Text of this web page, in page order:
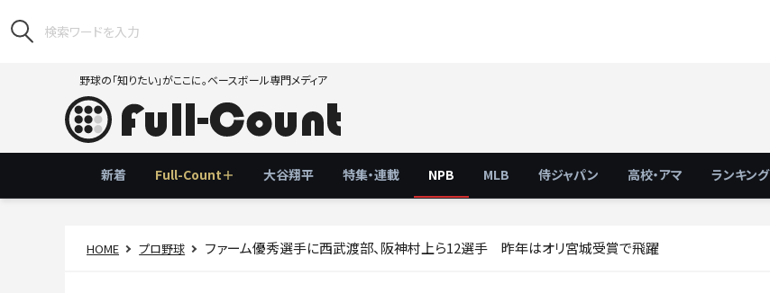
野球の「知りたい」がここに。ベースボール専門メディア
新着 Full-Count＋ 大谷翔平 特集・連載 NPB MLB 侍ジャパン 高校・アマ ランキング
HOME プロ野球 ファーム優秀選手に西武渡部、阪神村上ら12選手 昨年はオリ宮城受賞で飛躍